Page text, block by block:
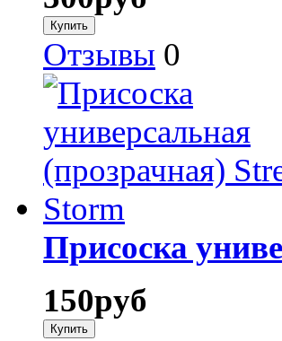
Отзывы 0
Присоска
150руб